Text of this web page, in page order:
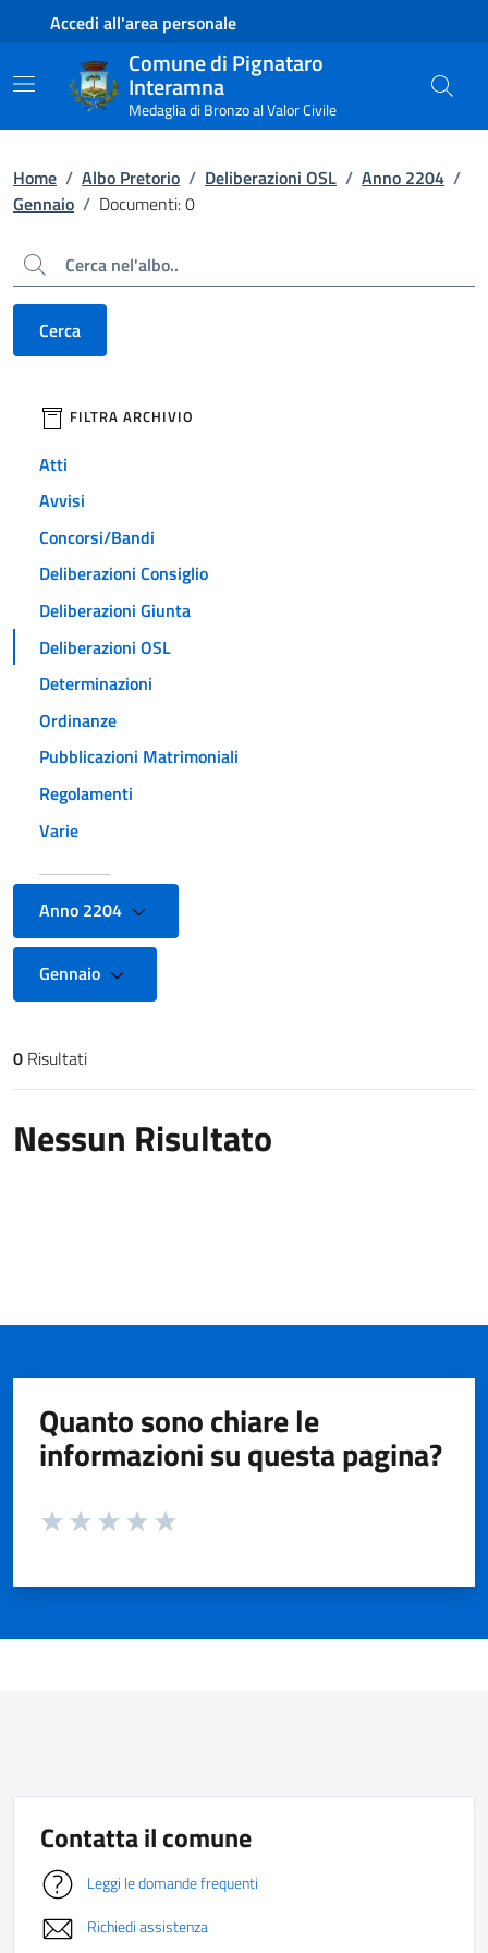
Contenuto principale
Piede di paginaAccedi all'area personale
Comune di Pignataro
Interamna
Medaglia di Bronzo al Valor Civile
Home / Albo Pretorio / Deliberazioni OSL / Anno 2204 /
Gennaio / Documenti: 0
Cerca
Cerca
filtri da applicare
FILTRA ARCHIVIO
Atti
Avvisi
Concorsi/Bandi
Deliberazioni Consiglio
Deliberazioni Giunta
Deliberazioni OSL
Determinazioni
Ordinanze
Pubblicazioni Matrimoniali
Regolamenti
Varie
Anno 2204
Gennaio
Risultati di ricerca
0 Risultati
Nessun Risultato
Quanto sono chiare le
informazioni su questa pagina?
Valuta da 1 a 5 stelle la pagina
Contatta il comune
Leggi le domande frequenti
Richiedi assistenza